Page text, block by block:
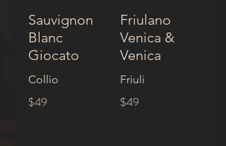
Sauvignon
Blanc
Giocato
Collio
$49
Friulano
Venica &
Venica
Friuli
$49